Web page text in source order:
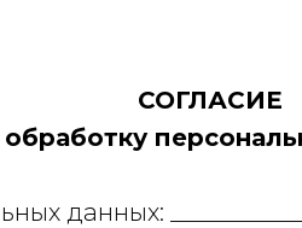
СОГЛАСИЕ
обработку
данных: